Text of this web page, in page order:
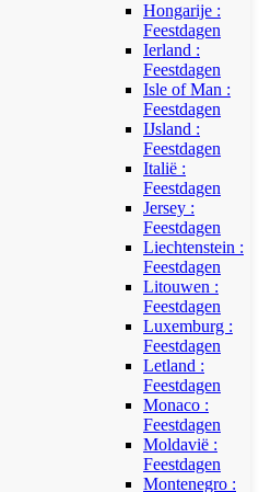
Hongarije :
Feestdagen
Ierland :
Feestdagen
Isle of Man :
Feestdagen
IJsland :
Feestdagen
Italië :
Feestdagen
Jersey :
Feestdagen
Liechtenstein :
Feestdagen
Litouwen :
Feestdagen
Luxemburg :
Feestdagen
Letland :
Feestdagen
Monaco :
Feestdagen
Moldavië :
Feestdagen
Montenegro :